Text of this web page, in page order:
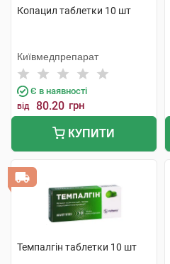
Копацил таблетки 10 шт
Київмедпрепарат
Є в наявності
від 80.20 грн
КУПИТИ
Темпалгін таблетки 10 шт